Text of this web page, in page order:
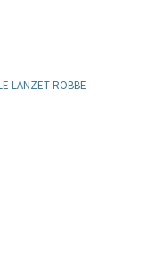
LANZET ROBBE